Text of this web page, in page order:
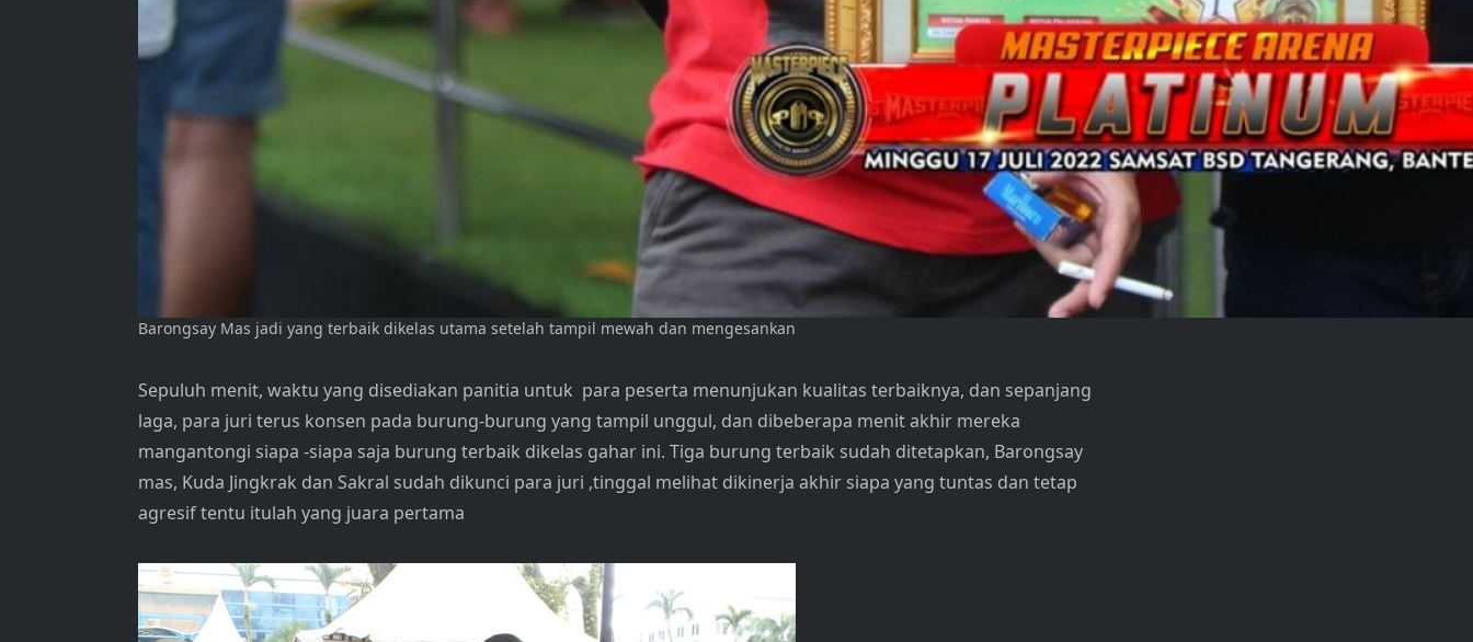
Barongsay Mas jadi yang terbaik dikelas utama setelah tampil mewah dan mengesankan
Sepuluh menit, waktu yang disediakan panitia untuk para peserta menunjukan kualitas terbaiknya, dan sepanjang
laga, para juri terus konsen pada burung-burung yang tampil unggul, dan dibeberapa menit akhir mereka
mangantongi siapa -siapa saja burung terbaik dikelas gahar ini. Tiga burung terbaik sudah ditetapkan, Barongsay
mas, Kuda Jingkrak dan Sakral sudah dikunci para juri ,tinggal melihat dikinerja akhir siapa yang tuntas dan tetap
agresif tentu itulah yang juara pertama